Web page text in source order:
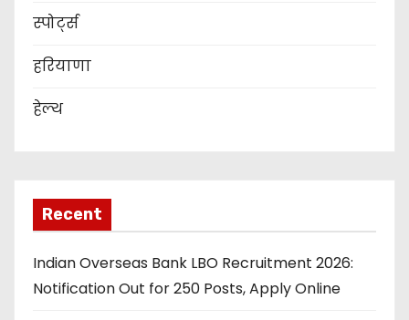
स्पोर्ट्स
हरियाणा
हेल्थ
Recent
Indian Overseas Bank LBO Recruitment 2026:
Notification Out for 250 Posts, Apply Online